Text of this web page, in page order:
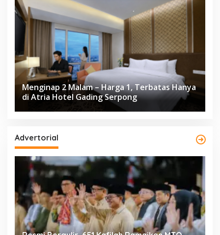
Menginap 2 Malam – Harga 1, Terbatas Hanya
di Atria Hotel Gading Serpong
Advertorial